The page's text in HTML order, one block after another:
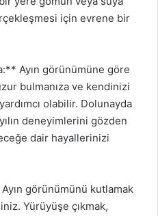
için evrene bir
Ayın görünümüne göre
bulmanıza ve kendinizi
olabilir. Dolunayda
deneyimlerini gözden
dair hayallerinizi
görünümünü kutlamak
Yürüyüşe çıkmak,